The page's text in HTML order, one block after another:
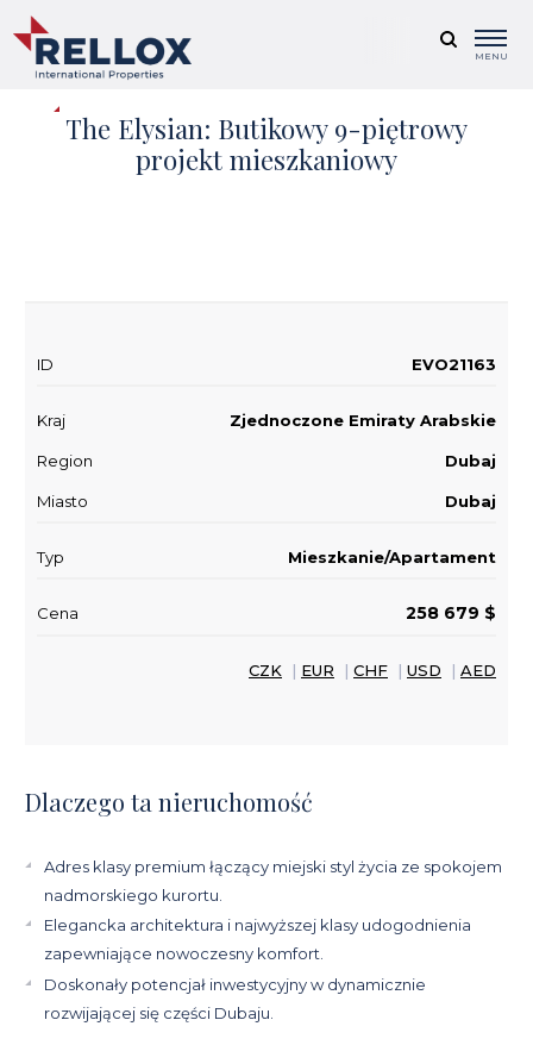
MENU
The Elysian: Butikowy 9-piętrowy
projekt mieszkaniowy
+ 4
Dlaczego ta nieruchomość
Adres klasy premium łączący miejski styl życia ze spokojem
nadmorskiego kurortu.
Elegancka architektura i najwyższej klasy udogodnienia
zapewniające nowoczesny komfort.
Doskonały potencjał inwestycyjny w dynamicznie
rozwijającej się części Dubaju.
ID EVO21163
Kraj Zjednoczone Emiraty Arabskie
Region Dubaj
Miasto Dubaj
Typ Mieszkanie/Apartament
Cena 258 679 $
CZK | EUR | CHF | USD | AED